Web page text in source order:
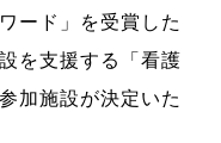
ード」を受賞した
を支援する「看護
加施設が決定いた